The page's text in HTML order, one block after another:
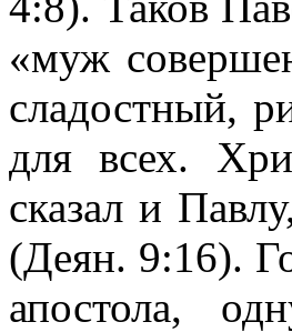
«муж
сладостный,
для всех.
сказал и
(Деян. 9:16).
апостола,